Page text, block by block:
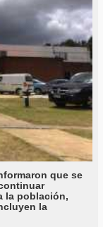
que se
la población,
la